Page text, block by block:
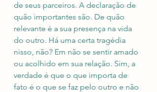
de seus parceiros. A declaração de
quão importantes são. De quão
relevante é a sua presença na vida
do outro. Há uma certa tragédia
nisso, não? Em não se sentir amado
ou acolhido em sua relação. Sim, a
verdade é que o que importa de
fato é o que se faz pelo outro e não